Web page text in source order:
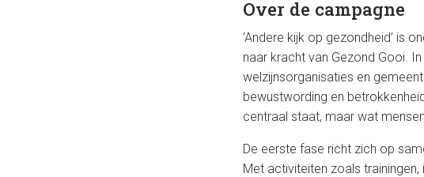
Over de campagne
‘Andere kijk op gezondheid’ is
naar kracht van Gezond Gooi.
welzijnsorganisaties en
bewustwording en
centraal staat, maar wat
De eerste fase richt zich op
Met activiteiten zoals